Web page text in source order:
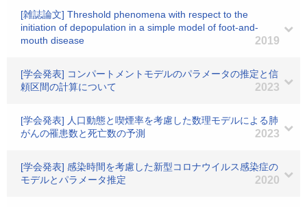
[雑誌論文] Threshold phenomena with respect to the
initiation of depopulation in a simple model of foot-and-
mouth disease
2019
[学会発表] コンパートメントモデルのパラメータの推定と信
頼区間の計算について
2023
[学会発表] 人口動態と喫煙率を考慮した数理モデルによる肺
がんの罹患数と死亡数の予測
2023
[学会発表] 感染時間を考慮した新型コロナウイルス感染症の
モデルとパラメータ推定
2020